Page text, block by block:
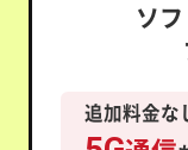
ソ
追加料金な